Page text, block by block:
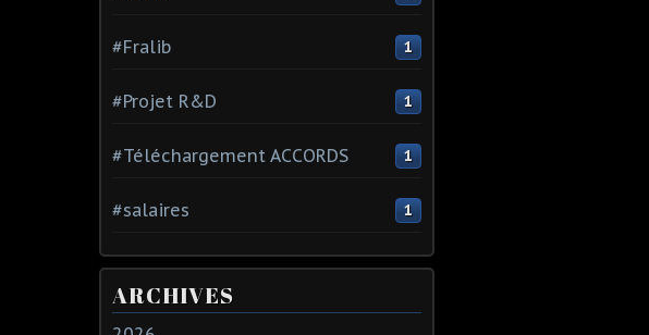
#Fralib 1
#Projet R&D 1
#Téléchargement ACCORDS 1
#salaires 1
ARCHIVES